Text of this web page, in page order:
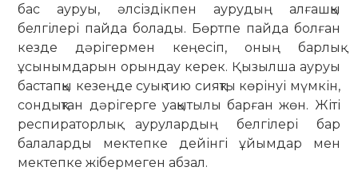
бас ауруы, әлсіздікпен аурудың алғашқы
белгілері пайда болады. Бөртпе пайда болған
кезде дәрігермен кеңесіп, оның барлық
ұсынымдарын орындау керек. Қызылша ауруы
бастапқы кезеңде суық тию сияқты көрінуі мүмкін,
сондықтан дәрігерге уақытылы барған жөн. Жіті
рес­пираторлық аурулардың белгілері бар
балаларды мектепке дейінгі ұйымдар мен
мектепке жібермеген абзал.